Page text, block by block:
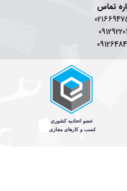
تماس